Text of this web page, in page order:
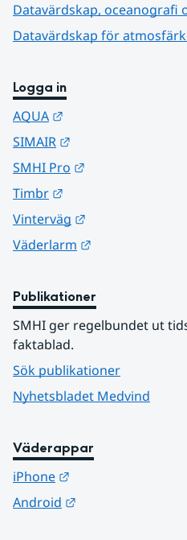
Datavärdskap, oceanografi
Datavärdskap för
Logga in
AQUA
SIMAIR
SMHI Pro
Timbr
Vinterväg
Väderlarm
Publikationer
SMHI ger regelbundet ut
faktablad.
Sök publikationer
Nyhetsbladet Medvind
Väderappar
iPhone
Android